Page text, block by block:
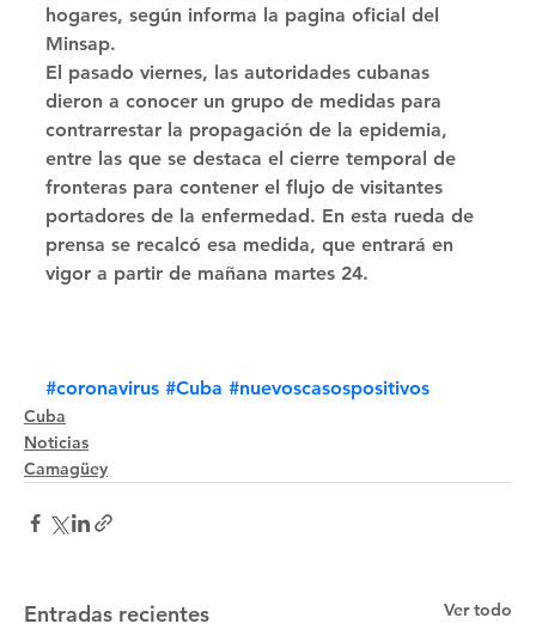
hogares, según informa la pagina oficial del
Minsap.
El pasado viernes, las autoridades cubanas
dieron a conocer un grupo de medidas para
contrarrestar la propagación de la epidemia,
entre las que se destaca el cierre temporal de
fronteras para contener el flujo de visitantes
portadores de la enfermedad. En esta rueda de
prensa se recalcó esa medida, que entrará en
vigor a partir de mañana martes 24.
#coronavirus #Cuba #nuevoscasospositivos
Cuba
Noticias
Camagüey
Entradas recientes Ver todo